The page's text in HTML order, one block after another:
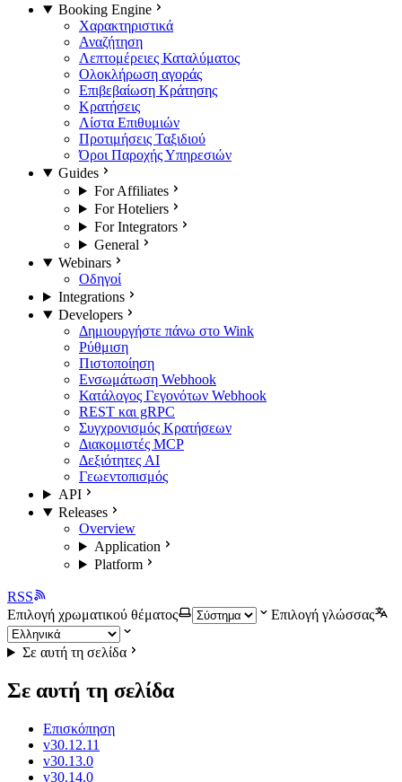
Booking Engine
Χαρακτηριστικά
Αναζήτηση
Λεπτομέρειες Καταλύματος
Ολοκλήρωση αγοράς
Επιβεβαίωση Κράτησης
Κρατήσεις
Λίστα Επιθυμιών
Προτιμήσεις Ταξιδιού
Όροι Παροχής Υπηρεσιών
Guides
For Affiliates
For Hoteliers
For Integrators
General
Webinars
Οδηγοί
Integrations
Developers
Δημιουργήστε πάνω στο Wink
Ρύθμιση
Πιστοποίηση
Ενσωμάτωση Webhook
Κατάλογος Γεγονότων Webhook
REST και gRPC
Συγχρονισμός Κρατήσεων
Διακομιστές MCP
Δεξιότητες AI
Γεωεντοπισμός
API
Releases
Overview
Application
Platform
RSS
Επιλογή χρωματικού θέματος
Επιλογή γλώσσας
Σε αυτή τη σελίδα
Σε αυτή τη σελίδα
Επισκόπηση
v30.12.11
v30.13.0
v30.14.0